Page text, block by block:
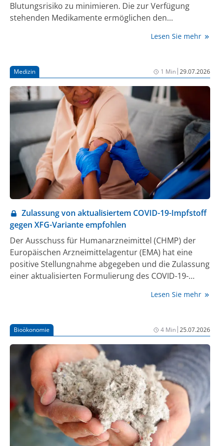
Blutungsrisiko zu minimieren. Die zur Verfügung
stehenden Medikamente ermöglichen den
täglichen Leben teilzunehmen – und das bei deutlich
fühlen sich viele Patient:innen auch mental weniger
belastet [1, 2].
Lesen Sie mehr
Medizin 1 Min|29.07.2026
Zulassung von aktualisiertem COVID-19-Impfstoff
gegen XFG-Variante empfohlen
Der Ausschuss für Humanarzneimittel (CHMP) der
Europäischen Arzneimittelagentur (EMA) hat eine
positive Stellungnahme abgegeben und die Zulassung
einer aktualisierten Formulierung des COVID-19-
Vorbeugung von COVID-19 bei Personen ab sechs
gegen die SARS-CoV-2-Variante XFG. Nach der
positiven Stellungnahme des CHMP wird die
Entscheidung der Europäischen Kommission über die
Zulassung des aktualisierten COVID-19-Impfstoffs für
die Saison 2026/2027 erwartet.
Lesen Sie mehr
Bioökonomie 4 Min|25.07.2026